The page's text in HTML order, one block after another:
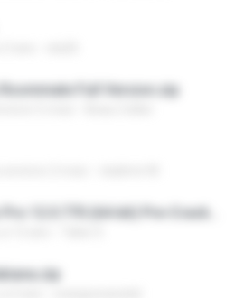
Roommate Full Version.zip